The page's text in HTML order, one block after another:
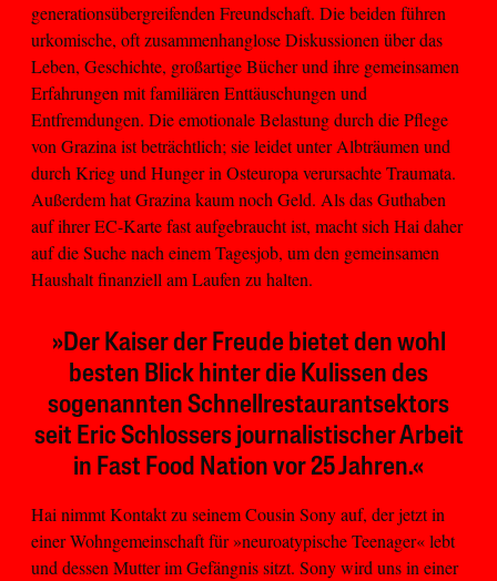
generationsübergreifenden Freundschaft. Die beiden führen
urkomische, oft zusammenhanglose Diskussionen über das
Leben, Geschichte, großartige Bücher und ihre gemeinsamen
Erfahrungen mit familiären Enttäuschungen und
Entfremdungen. Die emotionale Belastung durch die Pflege
von Grazina ist beträchtlich; sie leidet unter Albträumen und
durch Krieg und Hunger in Osteuropa verursachte Traumata.
Außerdem hat Grazina kaum noch Geld. Als das Guthaben
auf ihrer EC-Karte fast aufgebraucht ist, macht sich Hai daher
auf die Suche nach einem Tagesjob, um den gemeinsamen
Haushalt finanziell am Laufen zu halten.
»Der Kaiser der Freude bietet den wohl
besten Blick hinter die Kulissen des
sogenannten Schnellrestaurantsektors
seit Eric Schlossers journalistischer Arbeit
in Fast Food Nation vor 25 Jahren.«
Hai nimmt Kontakt zu seinem Cousin Sony auf, der jetzt in
einer Wohngemeinschaft für »neuroatypische Teenager« lebt
und dessen Mutter im Gefängnis sitzt. Sony wird uns in einer